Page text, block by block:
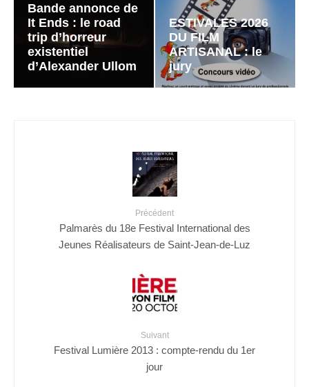
Bande annonce de
It Ends : le road
trip d’horreur
existentiel
d’Alexander Ullom
ESTIVALES 2026
DU FILM
ARTISANAL : le
jury
Précédent
Palmarès du 18e Festival International des
Jeunes Réalisateurs de Saint-Jean-de-Luz
Suivant
Festival Lumière 2013 : compte-rendu du 1er
jour